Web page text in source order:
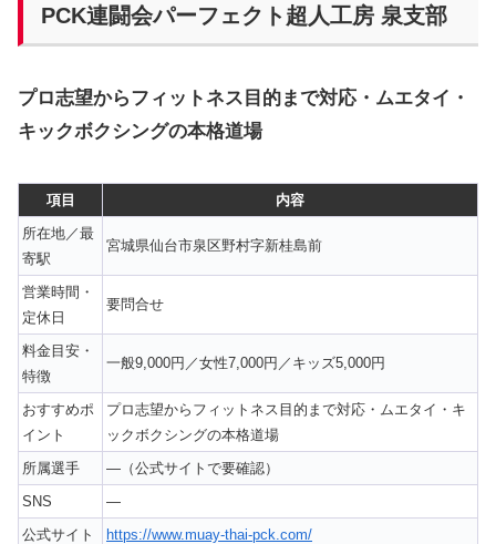
PCK連闘会パーフェクト超人工房 泉支部
プロ志望からフィットネス目的まで対応・ムエタイ・
キックボクシングの本格道場
項目
内容
所在地／最
寄駅
宮城県仙台市泉区野村字新桂島前
営業時間・
定休日
要問合せ
料金目安・
特徴
一般9,000円／女性7,000円／キッズ5,000円
おすすめポ
イント
プロ志望からフィットネス目的まで対応・ムエタイ・キ
ックボクシングの本格道場
所属選手
—（公式サイトで要確認）
SNS
—
公式サイト
https://www.muay-thai-pck.com/